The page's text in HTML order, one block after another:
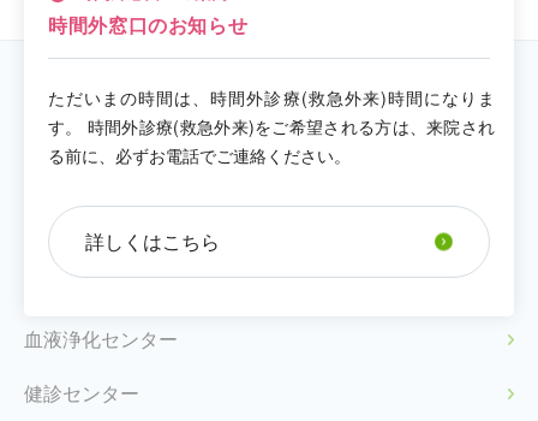
センター／診療科／部門
人工関節センター
膝関節治療センター
血液浄化センター
健診センター
時間外窓口のお知らせ
ただいまの時間は、時間外診療(救急外来)時間になりま
す。 時間外診療(救急外来)をご希望される方は、来院され
る前に、必ずお電話でご連絡ください。
詳しくはこちら